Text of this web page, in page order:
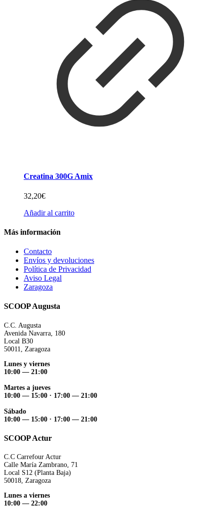
Creatina 300G Amix
32,20€
Añadir al carrito
Más información
Contacto
Envíos y devoluciones
Política de Privacidad
Aviso Legal
Zaragoza
SCOOP Augusta
C.C. Augusta
Avenida Navarra, 180
Local B30
50011, Zaragoza
Lunes y viernes
10:00 — 21:00
Martes a jueves
10:00 — 15:00 · 17:00 — 21:00
Sábado
10:00 — 15:00 · 17:00 — 21:00
SCOOP Actur
C.C Carrefour Actur
Calle María Zambrano, 71
Local S12 (Planta Baja)
50018, Zaragoza
Lunes a viernes
10:00 — 22:00